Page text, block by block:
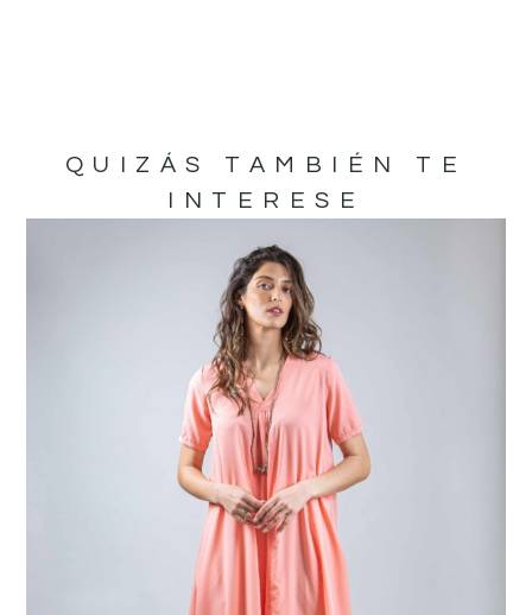
QUIZÁS TAMBIÉN TE
INTERESE